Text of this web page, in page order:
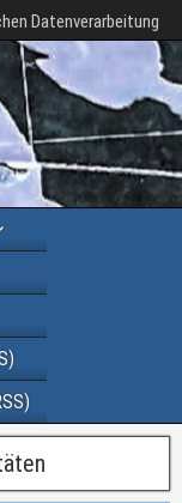
Datenverarbeitung